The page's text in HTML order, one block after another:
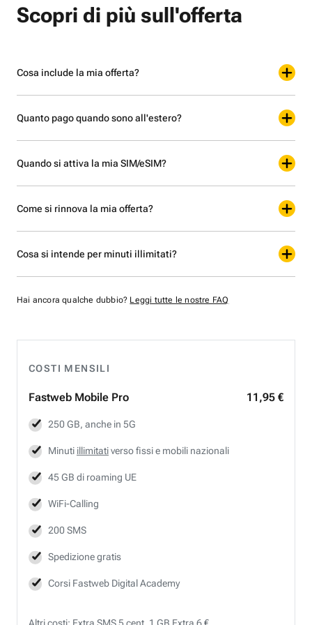
COSTI MENSILI
Fastweb Mobile Pro 11,95 €
250 GB, anche in 5G
Minuti illimitativerso fissi e mobili nazionali
45 GB di roaming UE
WiFi-Calling
200 SMS
Spedizione gratis
Corsi Fastweb Digital Academy
Altri costi: Extra SMS 5 cent, 1 GB Extra 6 €
Scopri di più sull'offerta
Cosa include la mia offerta?
Quanto pago quando sono all'estero?
Quando si attiva la mia SIM/eSIM?
Come si rinnova la mia offerta?
Cosa si intende per minuti illimitati?
Hai ancora qualche dubbio? Leggi tutte le nostre FAQ